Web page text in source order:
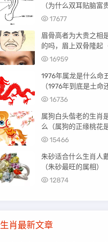
（为什么双耳贴脑富
17677
眉骨高者为大贵之相
的吗，眉上双骨隆起
不可言）
16959
1976年属龙是什么命
（1976年到底是土命
火命）
16736
属狗白头偕老的生肖
么（属狗的正缘桃花
谁）15466
朱砂适合什么生肖人
（朱砂最旺的属相）
12874
生肖最新文章